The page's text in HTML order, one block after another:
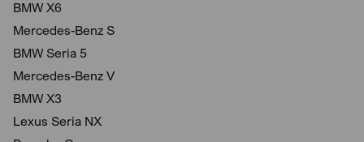
BMW X6
Mercedes-Benz S
BMW Seria 5
Mercedes-Benz V
BMW X3
Lexus Seria NX